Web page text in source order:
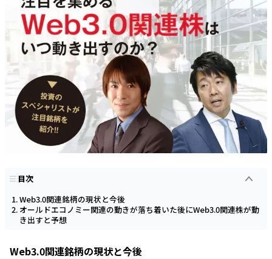
目次
Web3.0関連銘柄の現状と今後
オールドエコノミー関連の動きが落ち着いた後にWeb3.0関連株が動
き出すと予想
Web3.0関連銘柄の現状と今後